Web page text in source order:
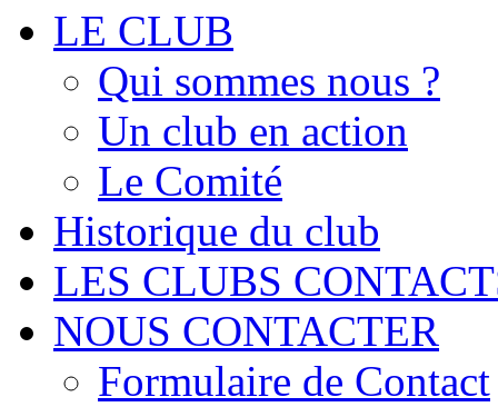
LE CLUB
Qui sommes nous ?
Un club en action
Le Comité
Historique du club
LES CLUBS
NOUS CONTACTER
Formulaire de Contact